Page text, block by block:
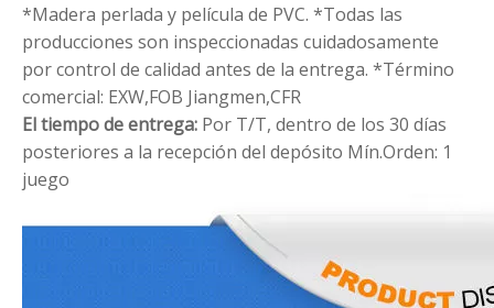
*Madera perlada y película de PVC. *Todas las
producciones son inspeccionadas cuidadosamente
por control de calidad antes de la entrega. *Término
comercial: EXW,FOB Jiangmen,CFR
El tiempo de entrega: Por T/T, dentro de los 30 días
posteriores a la recepción del depósito Mín.Orden: 1
juego